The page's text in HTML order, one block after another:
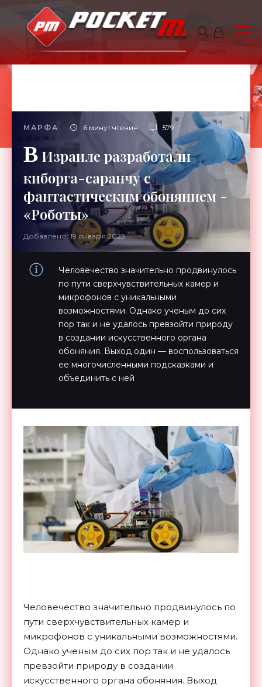
МАРФА 6 минут чтения 579
В Израиле разработали
киборга-саранчу с
фантастическим обонянием -
«Роботы»
Добавлено: 19 января 2023
Человечество значительно продвинулось
по пути сверхчувствительных камер и
микрофонов с уникальными
возможностями. Однако ученым до сих
пор так и не удалось превзойти природу
в создании искусственного органа
обоняния. Выход один — воспользоваться
ее многочисленными подсказками и
объединить с ней
Человечество значительно продвинулось по
пути сверхчувствительных камер и
микрофонов с уникальными возможностями.
Однако ученым до сих пор так и не удалось
превзойти природу в создании
искусственного органа обоняния. Выход